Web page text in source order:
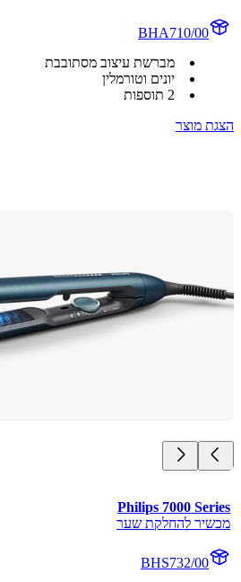
BHA710/00
מברשת עיצוב מסתובבת
יונים וטורמלין
מוצר
Philips 7000
להחלקת שער
BHS732/00